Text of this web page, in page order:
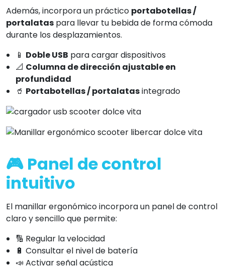
Además, incorpora un práctico portabotellas /
portalatas para llevar tu bebida de forma cómoda
durante los desplazamientos.
📱 Doble USB para cargar dispositivos
📐 Columna de dirección ajustable en
profundidad
🥤 Portabotellas / portalatasintegrado
🎮 Panel de control
intuitivo
El manillar ergonómico incorpora un panel de control
claro y sencillo que permite:
🔢 Regular la velocidad
🔋 Consultar el nivel de batería
📣 Activar señal acústica